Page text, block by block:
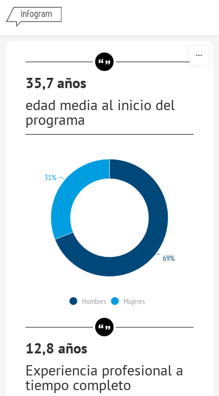
35,7 años
edad media al inicio del
programa
Hombres Mujeres
69%
31%
12,8 años
Experiencia profesional a
tiempo completo